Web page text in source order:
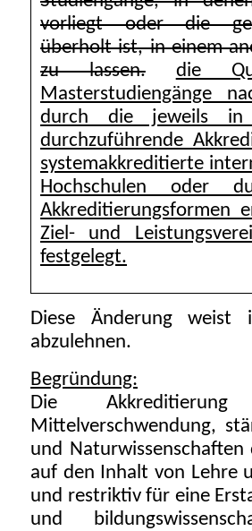
vorliegt oder die
überholt ist, in einem
zu lassen.
die
Masterstudiengänge
durch die jeweils in
durchzuführende
systemakkreditierte
Hochschulen oder
Akkreditierungsformen
Ziel- und
festgelegt.
Diese Änderung
abzulehnen.
Begründung:
Die
Mittelverschwendung,
und
auf den Inhalt von Lehre
und restriktiv für eine
und